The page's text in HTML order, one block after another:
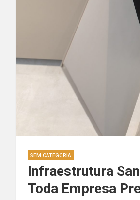
SEM CATEGORIA
Infraestrutura
Toda Empresa